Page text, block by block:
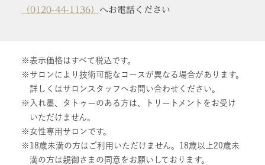
（0120-44-1136） へお電話ください
表示価格はすべて税込です。
サロンにより技術可能なコースが異なる場合があります。
詳しくはサロンスタッフへお問い合わせください。
入れ墨、タトゥーのある方は、トリートメントをお受け
いただけません。
女性専用サロンです。
18歳未満の方はご利用いただけません。18歳以上20歳未
満の方は親御さまの同意をお願いしております。